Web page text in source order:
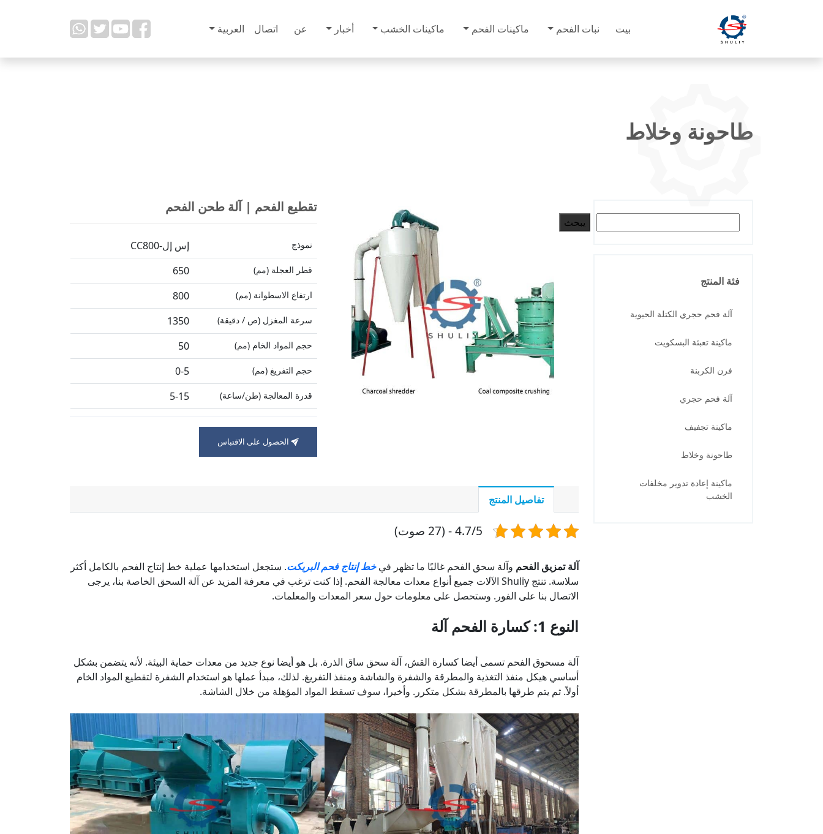
بيت نبات الفحم ماكينات الفحم ماكينات الخشب أخبار عن اتصال العربية
طاحونة وخلاط
يبحث
فئة المنتج
آلة فحم حجري الكتلة الحيوية
ماكينة تعبئة البسكويت
فرن الكربنة
آلة فحم حجري
ماكينة تجفيف
طاحونة وخلاط
ماكينة إعادة تدوير مخلفات
الخشب
تقطيع الفحم | آلة طحن الفحم
نموذج إس إل-CC800
قطر العجلة (مم) 650
ارتفاع الاسطوانة (مم) 800
سرعة المغزل (ص / دقيقة) 1350
حجم المواد الخام (مم) 50
حجم التفريغ (مم) 0-5
قدرة المعالجة (طن/ساعة) 5-15
الوزن (ر)الحصول على الاقتباس
تفاصيل المنتج
4.7/5 - (27 صوت)
آلة تمزيق الفحم وآلة سحق الفحم غالبًا ما تظهر فيخط إنتاج فحم البريكت. ستجعل استخدامها عملية خط إنتاج الفحم بالكامل أكثر
سلاسة. تنتج Shuliy الآلات جميع أنواع معدات معالجة الفحم. إذا كنت ترغب في معرفة المزيد عن آلة السحق الخاصة بنا، يرجى
الاتصال بنا على الفور. وستحصل على معلومات حول سعر المعدات والمعلمات.
النوع 1: كسارة الفحم آلة
آلة مسحوق الفحم تسمى أيضا كسارة القش، آلة سحق ساق الذرة. بل هو أيضا نوع جديد من معدات حماية البيئة. لأنه يتضمن بشكل
أساسي هيكل منفذ التغذية والمطرقة والشفرة والشاشة ومنفذ التفريغ. لذلك، مبدأ عملها هو استخدام الشفرة لتقطيع المواد الخام
أولاً. ثم يتم طرقها بالمطرقة بشكل متكرر. وأخيرا، سوف تسقط المواد المؤهلة من خلال الشاشة.